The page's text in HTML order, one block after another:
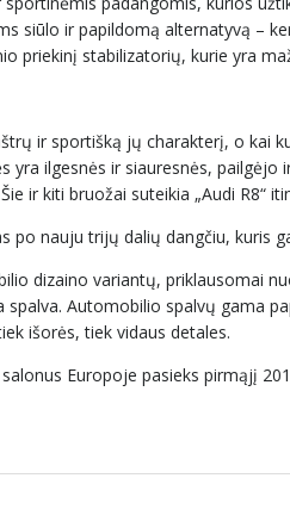
siūlo ir papildomą alternatyvą –
priekinį stabilizatorių, kurie yra
ir sportišką jų charakterį, o kai
yra ilgesnės ir siauresnės,
ir kiti bruožai suteikia „Audi R8“
po nauju trijų dalių dangčiu, kuris
dizaino variantų, priklausomai
Automobilio spalvų gama
išorės, tiek vidaus detales.
salonus Europoje pasieks pirmąjį